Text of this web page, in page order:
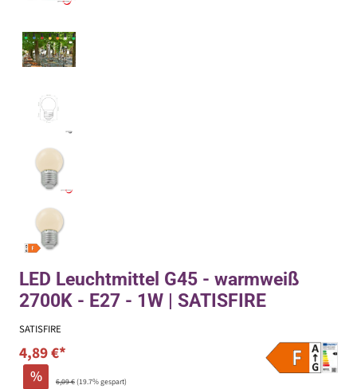
LED Leuchtmittel G45 - warmweiß
2700K - E27 - 1W | SATISFIRE
SATISFIRE
4,89 €*
% 6,09 €(19.7% gespart)